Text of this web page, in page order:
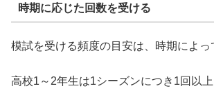
時期に応じた回数を受ける
模試を受ける頻度の目安は、時期によっ
高校1～2年生は1シーズンにつき1回以